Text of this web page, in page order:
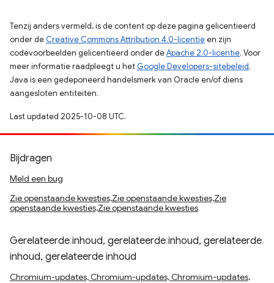
Tenzij anders vermeld, is de content op deze pagina gelicentieerd
onder de Creative Commons Attribution 4.0-licentieen zijn
codevoorbeelden gelicentieerd onder deApache 2.0-licentie. Voor
meer informatie raadpleegt u het Google Developers-sitebeleid.
Java is een gedeponeerd handelsmerk van Oracle en/of diens
aangesloten entiteiten.
Last updated 2025-10-08 UTC.
Bijdragen
Meld een bug
Zie openstaande kwesties,Zie openstaande kwesties,Zie
openstaande kwesties,Zie openstaande kwesties
Gerelateerde inhoud, gerelateerde inhoud, gerelateerde
inhoud, gerelateerde inhoud
Chromium-updates, Chromium-updates, Chromium-updates,